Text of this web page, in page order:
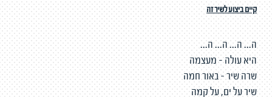
קיים ביצוע לשיר זה
ה... ה... ה... ה...
היא עולה - מעצמה
שרה שיר - באור חמה
שיר על ים, על קמה